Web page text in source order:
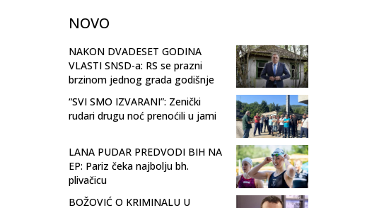
NOVO
NAKON DVADESET GODINA
VLASTI SNSD-a: RS se prazni
brzinom jednog grada godišnje
“SVI SMO IZVARANI”: Zenički
rudari drugu noć prenoćili u jami
LANA PUDAR PREDVODI BIH NA
EP: Pariz čeka najbolju bh.
plivačicu
BOŽOVIĆ O KRIMINALU U